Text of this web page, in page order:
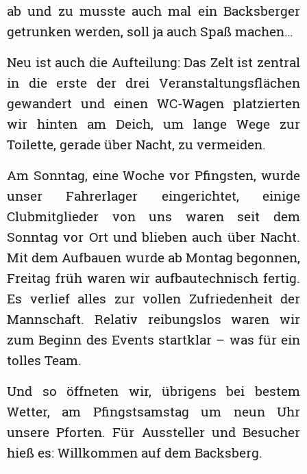
ab und zu musste auch mal ein Backsberger
getrunken werden, soll ja auch Spaß machen…
Neu ist auch die Aufteilung: Das Zelt ist zentral
in die erste der drei Veranstaltungsflächen
gewandert und einen WC-Wagen platzierten
wir hinten am Deich, um lange Wege zur
Toilette, gerade über Nacht, zu vermeiden.
Am Sonntag, eine Woche vor Pfingsten, wurde
unser Fahrerlager eingerichtet, einige
Clubmitglieder von uns waren seit dem
Sonntag vor Ort und blieben auch über Nacht.
Mit dem Aufbauen wurde ab Montag begonnen,
Freitag früh waren wir aufbautechnisch fertig.
Es verlief alles zur vollen Zufriedenheit der
Mannschaft. Relativ reibungslos waren wir
zum Beginn des Events startklar – was für ein
tolles Team.
Und so öffneten wir, übrigens bei bestem
Wetter, am Pfingstsamstag um neun Uhr
unsere Pforten. Für Aussteller und Besucher
hieß es: Willkommen auf dem Backsberg.